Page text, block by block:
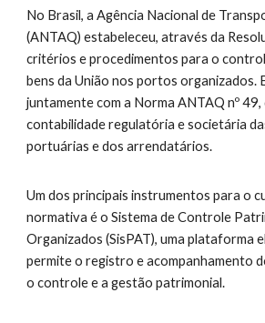
No Brasil, a Agência Nacional de
(ANTAQ) estabeleceu, através da
critérios e procedimentos para o
bens da União nos portos organizados.
juntamente com a Norma ANTAQ nº 49,
contabilidade regulatória e societária
portuárias e dos arrendatários.
Um dos principais instrumentos para o
normativa é o Sistema de Controle
Organizados (SisPAT), uma plataforma
permite o registro e acompanhamento
o controle e a gestão patrimonial.